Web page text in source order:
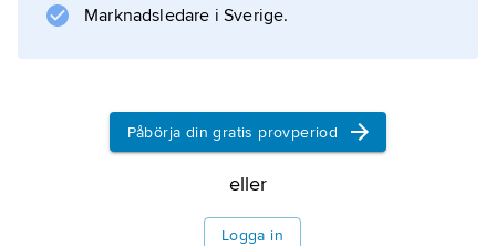
Marknadsledare i Sverige.
Påbörja din gratis provperiod
eller
Logga in